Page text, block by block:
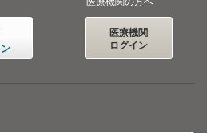
医療機関
ログイン